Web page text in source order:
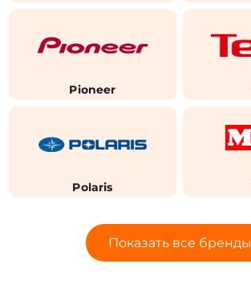
Pioneer
Polaris
Показать все бренды